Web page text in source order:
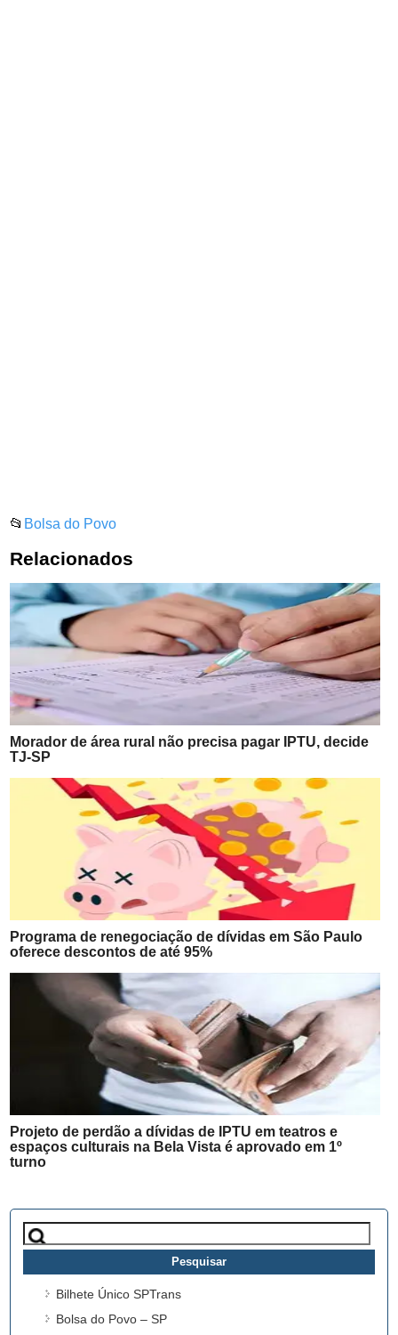
📂 Bolsa do Povo
Relacionados
Morador de área rural não precisa pagar IPTU, decide
TJ-SP
Programa de renegociação de dívidas em São Paulo
oferece descontos de até 95%
Projeto de perdão a dívidas de IPTU em teatros e
espaços culturais na Bela Vista é aprovado em 1º
turno
Pesquisar
por:
Bilhete Único SPTrans
Bolsa do Povo – SP